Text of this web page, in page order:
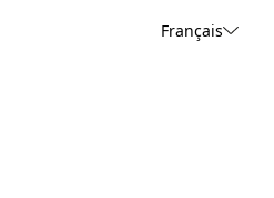
Français